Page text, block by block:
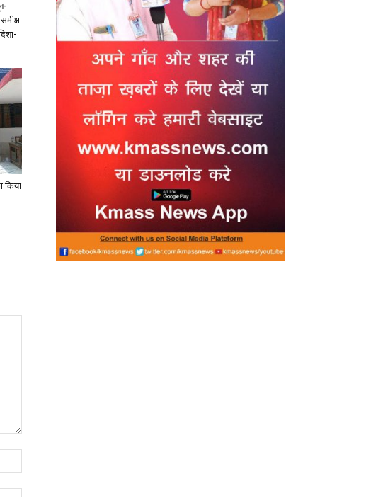
किया